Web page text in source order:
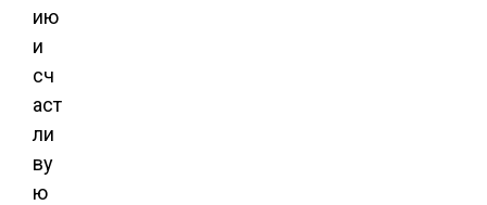
ию
и
сч
аст
ли
ву
ю